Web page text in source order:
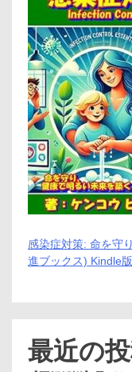
感染症対策: 命を守
進ブックス) Kindle版
最近の